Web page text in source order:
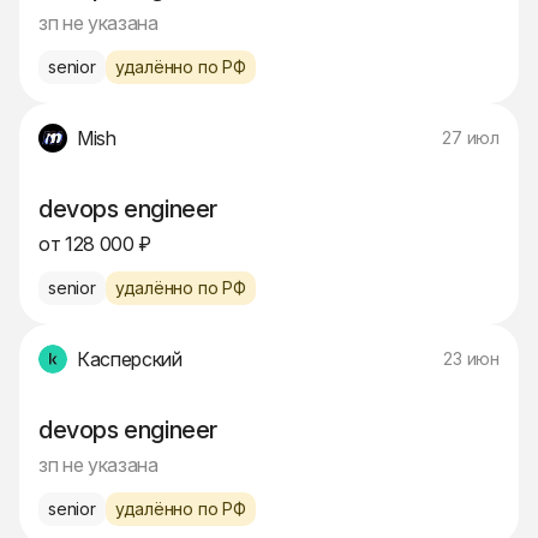
зп не указана
senior удалённо по РФ
Mish 27 июл
devops engineer
от 128 000 ₽
senior удалённо по РФ
Касперский 23 июн
devops engineer
зп не указана
senior удалённо по РФ